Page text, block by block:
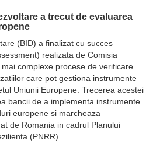
a trecut de evaluarea
(BID) a finalizat cu succes
realizata de Comisia
complexe procese de verificare
care pot gestiona instrumente
Uniunii Europene. Trecerea acestei
bancii de a implementa instrumente
europene si marcheaza
de Romania in cadrul Planului
(PNRR).